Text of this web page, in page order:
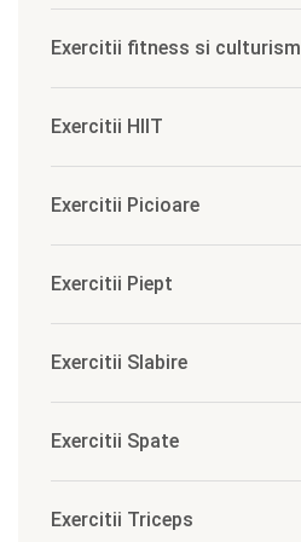
Exercitii fitness si culturism
Exercitii HIIT
Exercitii Picioare
Exercitii Piept
Exercitii Slabire
Exercitii Spate
Exercitii Triceps